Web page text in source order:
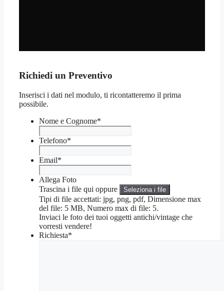
Richiedi un Preventivo
Inserisci i dati nel modulo, ti ricontatteremo il prima
possibile.
Nome e Cognome*
Telefono*
Email*
Allega Foto
Trascina i file qui oppure
Seleziona i file
Tipi di file accettati: jpg, png, pdf, Dimensione max
del file: 5 MB, Numero max di file: 5.
Inviaci le foto dei tuoi oggetti antichi/vintage che
vorresti vendere!
Richiesta*